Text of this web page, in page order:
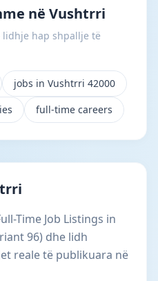
në Vushtrri
hap shpallje të
jobs in Vushtrri 42000
full-time careers
Time Job Listings in
96) dhe lidh
reale të publikuara në